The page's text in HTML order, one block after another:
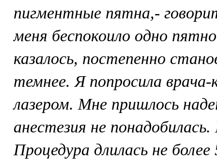
пигментные пятна,-
меня беспокоило одно
казалось, постепенно
темнее. Я попросила врача-
лазером. Мне пришлось
анестезия не
Процедура длилась не